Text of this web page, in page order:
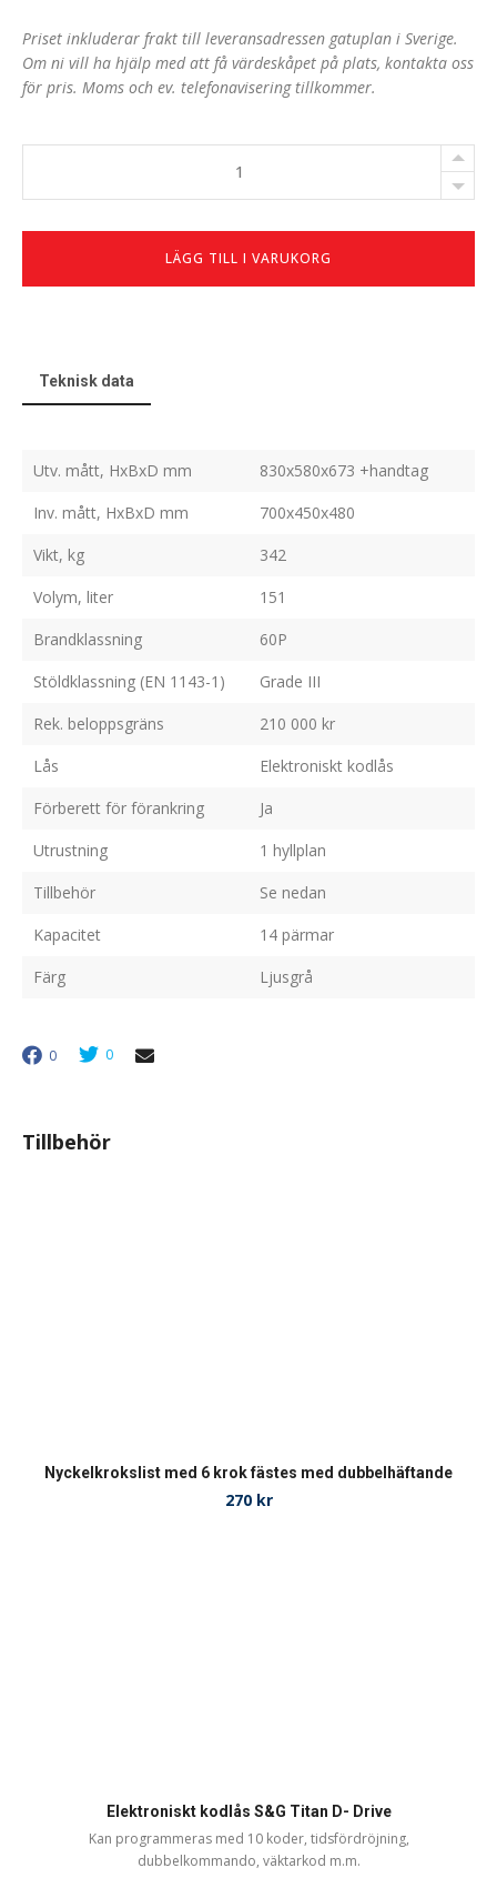
Priset inkluderar frakt till leveransadressen gatuplan i Sverige.
Om ni vill ha hjälp med att få värdeskåpet på plats, kontakta oss
för pris. Moms och ev. telefonavisering tillkommer.
III
antal
LÄGG TILL I VARUKORG
Teknisk data
Utv. mått, HxBxD mm
830x580x673 +handtag
Inv. mått, HxBxD mm
700x450x480
Vikt, kg
342
Volym, liter
151
Brandklassning
60P
Stöldklassning (EN 1143-1)
Grade III
Rek. beloppsgräns
210 000 kr
Lås
Elektroniskt kodlås
Förberett för förankring
Ja
Utrustning
1 hyllplan
Tillbehör
Se nedan
Kapacitet
14 pärmar
Färg
Ljusgrå
0 0
Tillbehör
Nyckelkrokslist med 6 krok fästes med dubbelhäftande
270 kr
Elektroniskt kodlås S&G Titan D- Drive
Kan programmeras med 10 koder, tidsfördröjning,
dubbelkommando, väktarkod m.m.